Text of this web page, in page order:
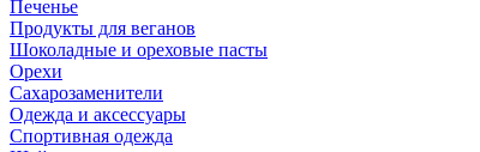
Печенье
Продукты для веганов
Шоколадные и ореховые пасты
Орехи
Сахарозаменители
Одежда и аксессуары
Спортивная одежда